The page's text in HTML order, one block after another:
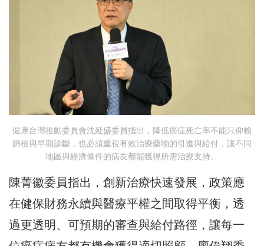
健康台灣推動委員會沈延盛委員指出，降低癌症死亡率不能只仰賴
篩檢與早期診斷，也必須重視有效治療藥物的引進與給付，讓不同
地區與經濟條件的病友都能獲得所需治療支持。
陳菁徽委員指出，創新治療快速發展，政策應
在健保財務永續與醫療平權之間取得平衡，透
過更透明、可預期的審查與給付路徑，讓每一